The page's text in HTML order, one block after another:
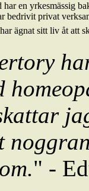
har en yrkesmässig
bedrivit privat
ägnat sitt liv åt att
" -